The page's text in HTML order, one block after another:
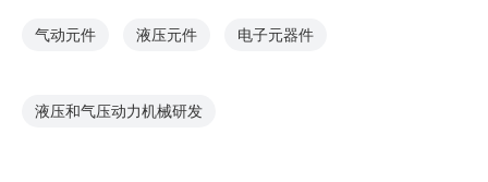
气动元件 液压元件 电子元器件
液压和气压动力机械研发